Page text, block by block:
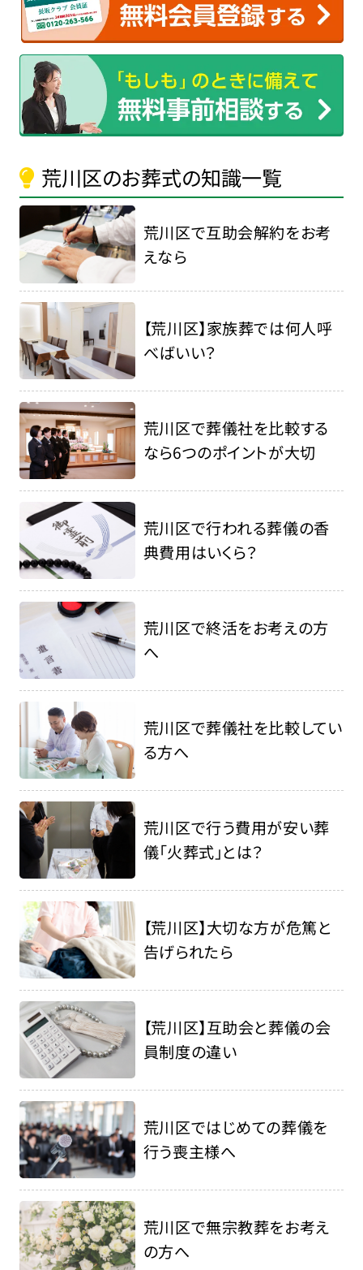
荒川区のお葬式の知識一覧
荒川区で互助会解約をお考
えなら
【荒川区】家族葬では何人呼
べばいい？
荒川区で葬儀社を比較する
なら6つのポイントが大切
荒川区で行われる葬儀の香
典費用はいくら？
荒川区で終活をお考えの方
へ
荒川区で葬儀社を比較してい
る方へ
荒川区で行う費用が安い葬
儀「火葬式」とは？
【荒川区】大切な方が危篤と
告げられたら
【荒川区】互助会と葬儀の会
員制度の違い
荒川区ではじめての葬儀を
行う喪主様へ
荒川区で無宗教葬をお考え
の方へ